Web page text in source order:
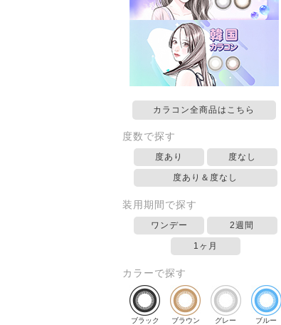
カラコン全商品はこちら
度数で探す
度あり 度なし
度あり＆度なし
装用期間で探す
ワンデー 2週間
1ヶ月
カラーで探す
ブラック ブラウン グレー ブルー